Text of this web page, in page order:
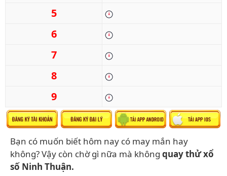
5
6
7
8
9
Bạn có muốn biết hôm nay có may mắn hay
không? Vậy còn chờ gì nữa mà không quay thử xổ
số Ninh Thuận.